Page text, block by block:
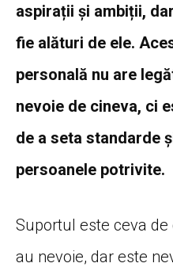
aspirații și ambiții,
fie alături de ele.
personală nu are
nevoie de cineva, ci
de a seta standarde
persoanele potrivite.
Suportul este ceva
au nevoie, dar este